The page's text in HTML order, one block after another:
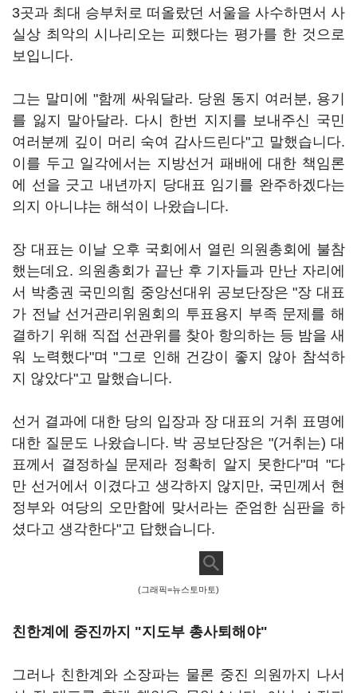
3곳과 최대 승부처로 떠올랐던 서울을 사수하면서 사
실상 최악의 시나리오는 피했다는 평가를 한 것으로
보입니다.
그는 말미에 "함께 싸워달라. 당원 동지 여러분, 용기
를 잃지 말아달라. 다시 한번 지지를 보내주신 국민
여러분께 깊이 머리 숙여 감사드린다"고 말했습니다.
이를 두고 일각에서는 지방선거 패배에 대한 책임론
에 선을 긋고 내년까지 당대표 임기를 완주하겠다는
의지 아니냐는 해석이 나왔습니다.
장 대표는 이날 오후 국회에서 열린 의원총회에 불참
했는데요. 의원총회가 끝난 후 기자들과 만난 자리에
서 박충권 국민의힘 중앙선대위 공보단장은 "장 대표
가 전날 선거관리위원회의 투표용지 부족 문제를 해
결하기 위해 직접 선관위를 찾아 항의하는 등 밤을 새
워 노력했다"며 "그로 인해 건강이 좋지 않아 참석하
지 않았다"고 말했습니다.
선거 결과에 대한 당의 입장과 장 대표의 거취 표명에
대한 질문도 나왔습니다. 박 공보단장은 "(거취는) 대
표께서 결정하실 문제라 정확히 알지 못한다"며 "다
만 선거에서 이겼다고 생각하지 않지만, 국민께서 현
정부와 여당의 오만함에 맞서라는 준엄한 심판을 하
셨다고 생각한다"고 답했습니다.
(그래픽=뉴스토마토)
친한계에 중진까지 "지도부 총사퇴해야"
그러나 친한계와 소장파는 물론 중진 의원까지 나서